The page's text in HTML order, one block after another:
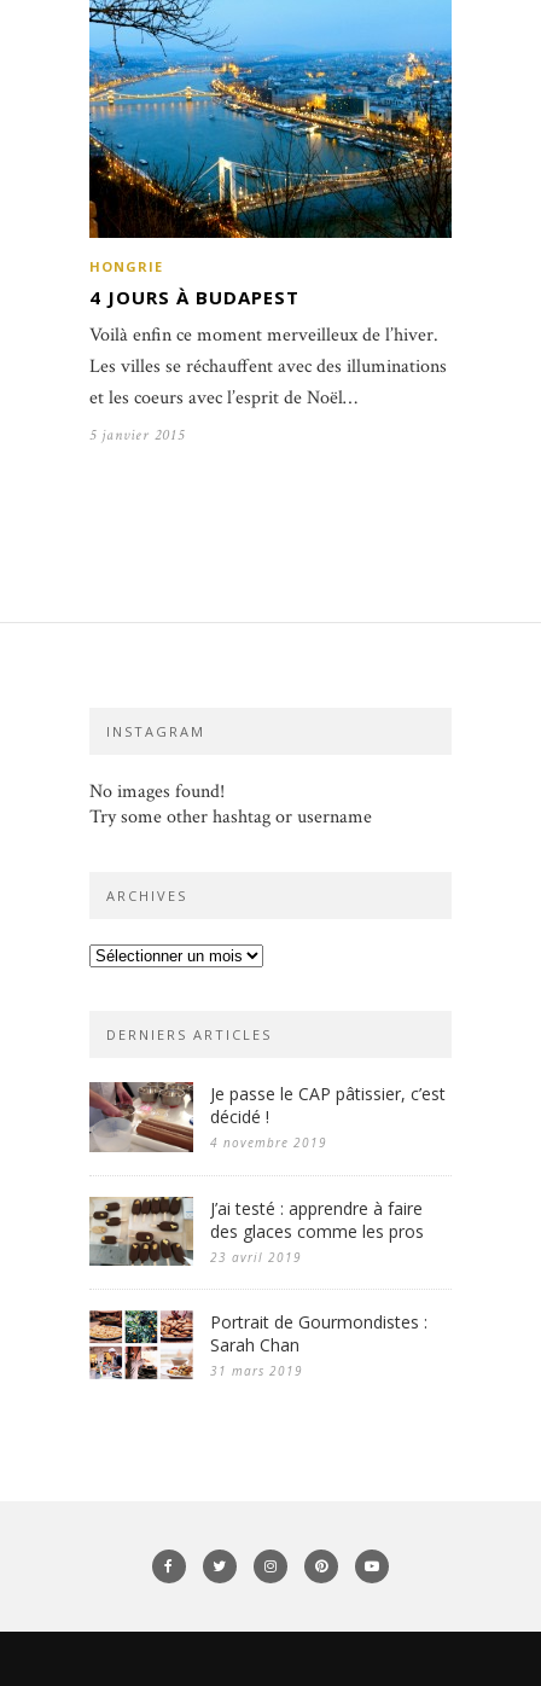
HONGRIE
4 JOURS À BUDAPEST
Voilà enfin ce moment merveilleux de l’hiver.
Les villes se réchauffent avec des illuminations
et les coeurs avec l’esprit de Noël…
5 janvier 2015
INSTAGRAM
No images found!
Try some other hashtag or username
ARCHIVES
Archives
DERNIERS ARTICLES
Je passe le CAP pâtissier, c’est
décidé !
4 novembre 2019
J’ai testé : apprendre à faire
des glaces comme les pros
23 avril 2019
Portrait de Gourmondistes :
Sarah Chan
31 mars 2019